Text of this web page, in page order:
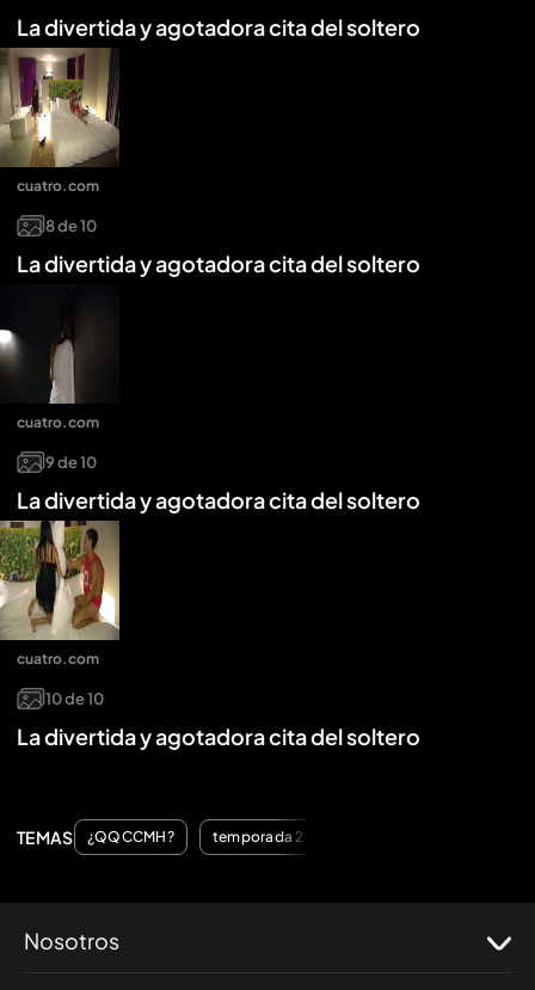
La divertida y agotadora cita del soltero
8de10
La divertida y agotadora cita del soltero
cuatro.com
9de10
La divertida y agotadora cita del soltero
cuatro.com
10de10
La divertida y agotadora cita del soltero
cuatro.com
TEMAS ¿QQCCMH? temporada 2
Nosotros